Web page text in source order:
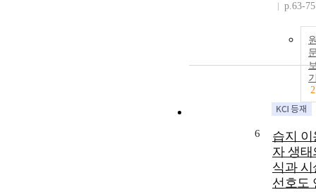
p.63-75
2
6
습지 이
자 생태
식과 시
선호도